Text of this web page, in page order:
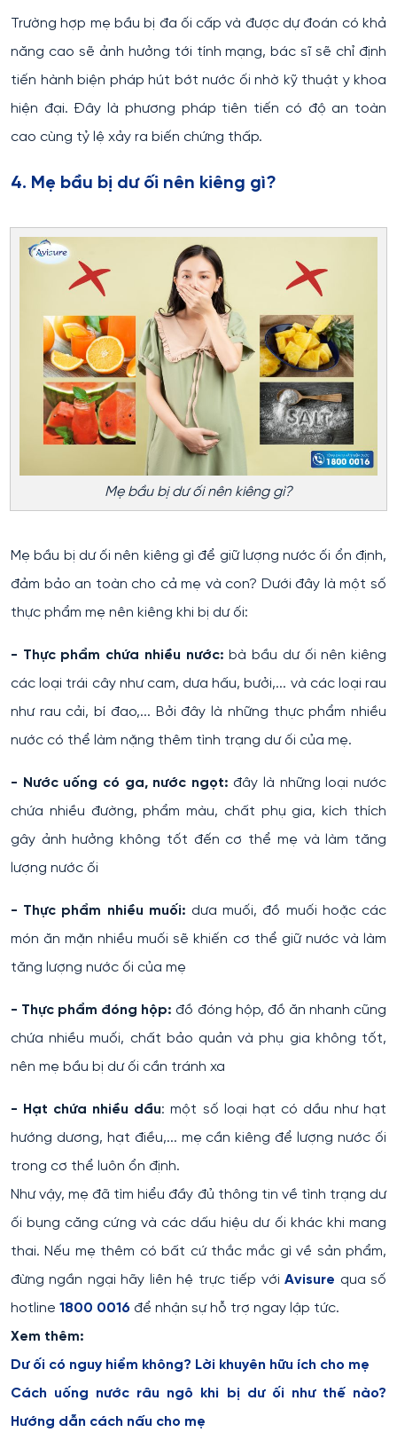
Trường hợp mẹ bầu bị đa ối cấp và được dự đoán có khả
năng cao sẽ ảnh hưởng tới tính mạng, bác sĩ sẽ chỉ định
tiến hành biện pháp hút bớt nước ối nhờ kỹ thuật y khoa
hiện đại. Đây là phương pháp tiên tiến có độ an toàn
cao cùng tỷ lệ xảy ra biến chứng thấp.
4. Mẹ bầu bị dư ối nên kiêng gì?
Mẹ bầu bị dư ối nên kiêng gì?
Mẹ bầu bị dư ối nên kiêng gì để giữ lượng nước ối ổn định,
đảm bảo an toàn cho cả mẹ và con? Dưới đây là một số
thực phẩm mẹ nên kiêng khi bị dư ối:
- Thực phẩm chứa nhiều nước: bà bầu dư ối nên kiêng
các loại trái cây như cam, dưa hấu, bưởi,... và các loại rau
như rau cải, bí đao,... Bởi đây là những thực phẩm nhiều
nước có thể làm nặng thêm tình trạng dư ối của mẹ.
- Nước uống có ga, nước ngọt: đây là những loại nước
chứa nhiều đường, phẩm màu, chất phụ gia, kích thích
gây ảnh hưởng không tốt đến cơ thể mẹ và làm tăng
lượng nước ối
- Thực phẩm nhiều muối: dưa muối, đồ muối hoặc các
món ăn mặn nhiều muối sẽ khiến cơ thể giữ nước và làm
tăng lượng nước ối của mẹ
- Thực phẩm đóng hộp: đồ đóng hộp, đồ ăn nhanh cũng
chứa nhiều muối, chất bảo quản và phụ gia không tốt,
nên mẹ bầu bị dư ối cần tránh xa
- Hạt chứa nhiều dầu: một số loại hạt có dầu như hạt
hướng dương, hạt điều,... mẹ cần kiêng để lượng nước ối
trong cơ thể luôn ổn định.
Như vậy, mẹ đã tìm hiểu đầy đủ thông tin về tình trạng dư
ối bụng căng cứng và các dấu hiệu dư ối khác khi mang
thai. Nếu mẹ thêm có bất cứ thắc mắc gì về sản phẩm,
đừng ngần ngại hãy liên hệ trực tiếp vớiAvisure qua số
hotline 1800 0016 để nhận sự hỗ trợ ngay lập tức.
Xem thêm:
Dư ối có nguy hiểm không? Lời khuyên hữu ích cho mẹ
Cách uống nước râu ngô khi bị dư ối như thế nào?
Hướng dẫn cách nấu cho mẹ